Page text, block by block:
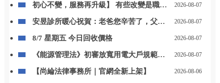
初心不變，服務再升級】 有些改變是職位
年 8 月 1 日起，我正式接任尚立汽車北台
2026-08-07
安昱診所暖心祝賀：老爸您辛苦了，父親
2026-08-07
8/7 星期五 今日回收價格 2026-08-07
《能源管理法》初審放寬用電大戶規範，
2026-08-07
【尚綸法律事務所｜官網全新上架】 2026-08-06